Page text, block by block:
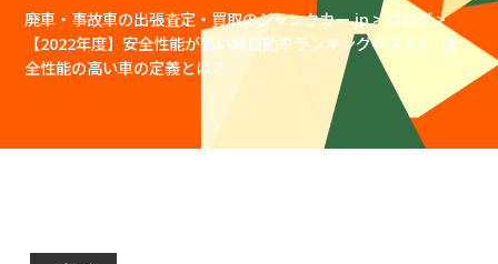
廃車・事故車の出張査定・買取のジャンクカー.jp> ブログ>
【2022年度】安全性能が高い軽自動車ランキングベスト5！安
全性能の高い車の定義とは？